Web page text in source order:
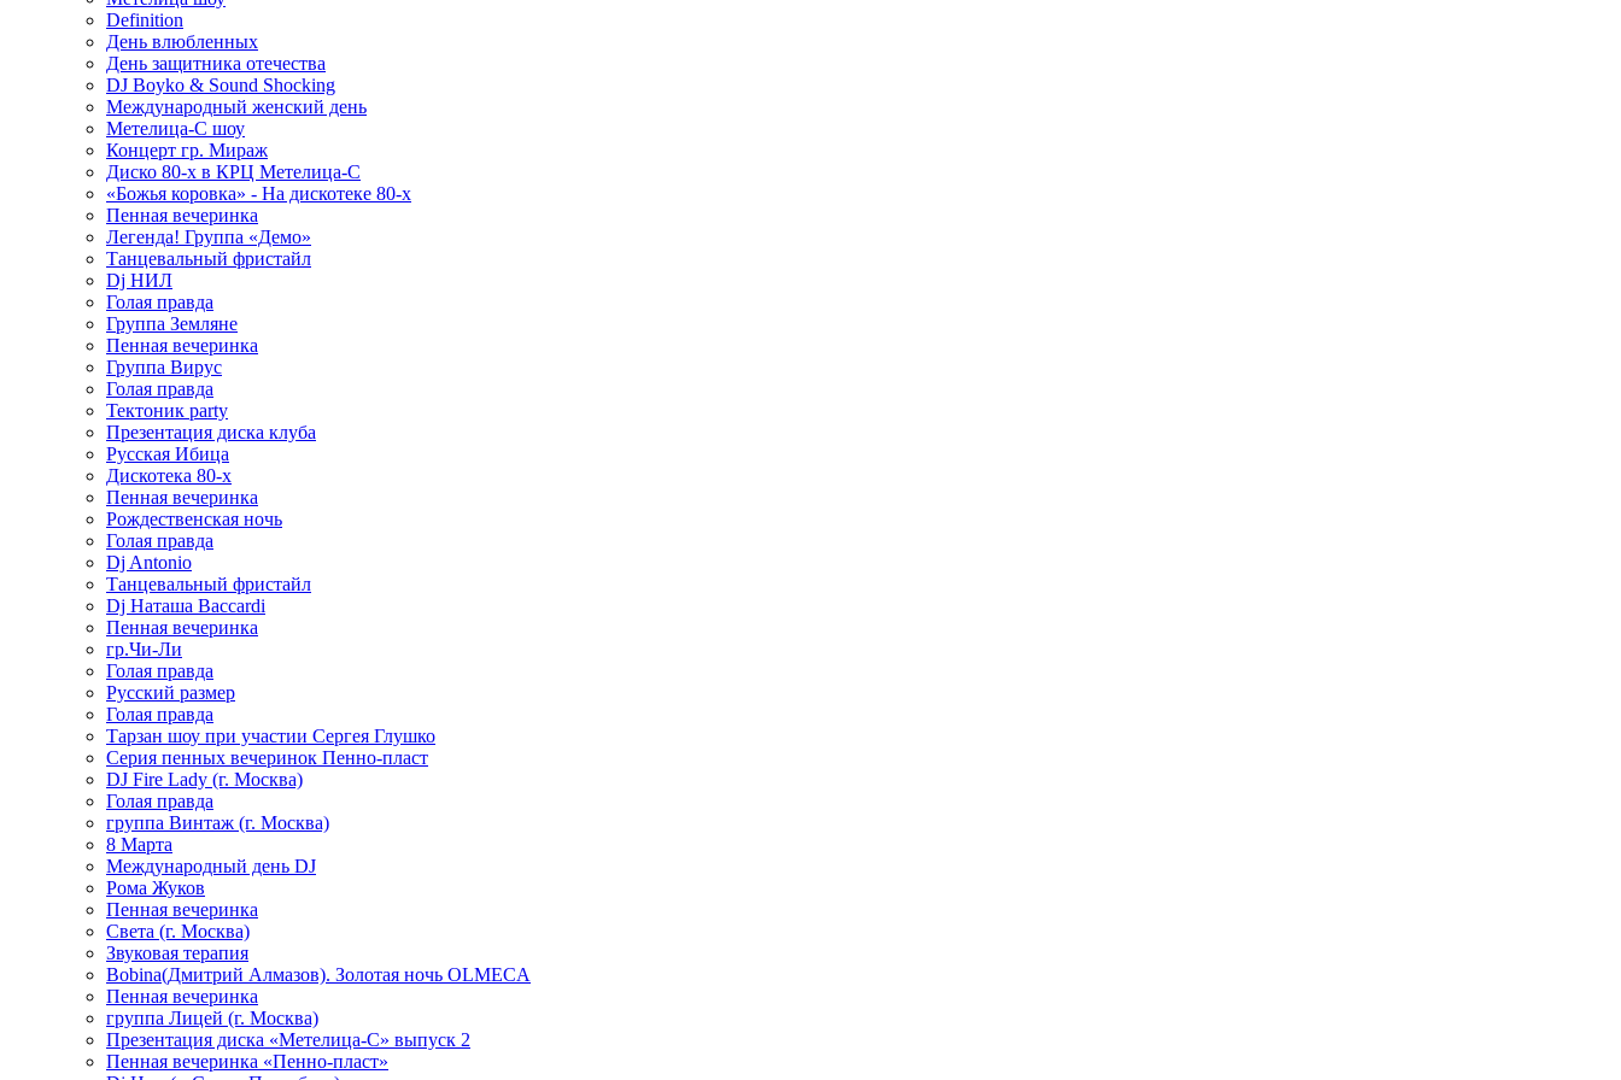
Definition
День влюбленных
День защитника отечества
DJ Boyko & Sound Shocking
Международный женский день
Метелица-С шоу
Концерт гр. Мираж
Диско 80-х в КРЦ Метелица-С
«Божья коровка» - На дискотеке 80-х
Пенная вечеринка
Легенда! Группа «Демо»
Танцевальный фристайл
Dj НИЛ
Голая правда
Группа Земляне
Пенная вечеринка
Группа Вирус
Голая правда
Тектоник party
Презентация диска клуба
Русская Ибица
Дискотека 80-х
Пенная вечеринка
Рождественская ночь
Голая правда
Dj Antonio
Танцевальный фристайл
Dj Наташа Baccardi
Пенная вечеринка
гр.Чи-Ли
Голая правда
Русский размер
Голая правда
Тарзан шоу при участии Сергея Глушко
Серия пенных вечеринок Пенно-пласт
DJ Fire Lady (г. Москва)
Голая правда
группа Винтаж (г. Москва)
8 Марта
Международный день DJ
Рома Жуков
Пенная вечеринка
Света (г. Москва)
Звуковая терапия
Bobina(Дмитрий Алмазов). Золотая ночь OLMECA
Пенная вечеринка
группа Лицей (г. Москва)
Презентация диска «Метелица-С» выпуск 2
Пенная вечеринка «Пенно-пласт»